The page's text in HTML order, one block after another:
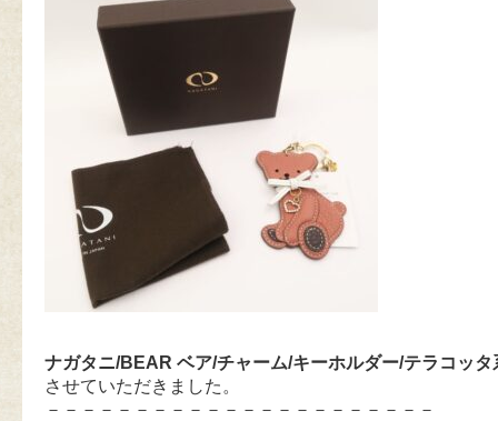
ナガタニ/BEAR ベア/チャーム/キーホルダー/テラコッタ
させていただきました。
－－－－－－－－－－－－－－－－－－－－－－